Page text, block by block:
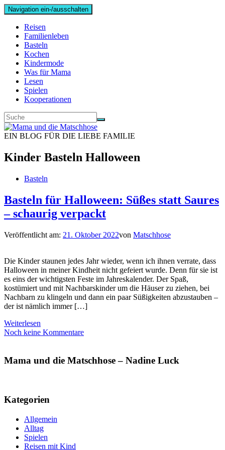
Navigation ein-/ausschalten
Reisen
Familienleben
Basteln
Kochen
Kindermode
Was für Mama
Lesen
Spielen
Kooperationen
EIN BLOG FÜR DIE LIEBE FAMILIE
Kinder Basteln Halloween
Basteln
Basteln für Halloween: Süßes statt Saures
– schaurig verpackt
Veröffentlicht am: 21. Oktober 2022von Matschhose
Die Kinder staunen jedes Jahr wieder, wenn ich ihnen verrate, dass
Halloween in meiner Kindheit nicht gefeiert wurde. Denn für sie ist
es eins der wichtigsten Feste im Jahreskalender. Der Spaß,
kostümiert und mit Nachbarskinder um die Häuser zu ziehen, bei
Nachbarn zu klingeln und dann ein paar Süßigkeiten abzustauben –
der ist nämlich immer […]
Weiterlesen
Noch keine Kommentare
Mama und die Matschhose – Nadine Luck
Kategorien
Allgemein
Alltag
Spielen
Reisen mit Kind